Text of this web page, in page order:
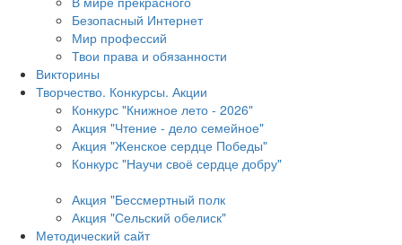
Безопасный Интернет
Мир профессий
Твои права и обязанности
Викторины
Творчество. Конкурсы. Акции
Конкурс "Книжное лето - 2026"
Акция "Чтение - дело семейное"
Акция "Женское сердце Победы"
Конкурс "Научи своё сердце добру"
Акция "Бессмертный полк
Акция "Сельский обелиск"
Методический сайт